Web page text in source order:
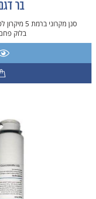
בר דגם
סנן
בלוק פחם 2 מיקרון